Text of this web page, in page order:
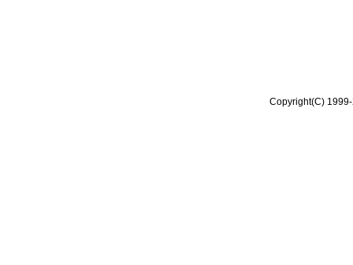
Copyright(C)